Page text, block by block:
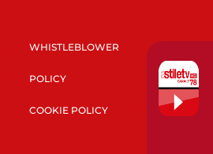
WHISTLEBLOWER
POLICY
COOKIE POLICY